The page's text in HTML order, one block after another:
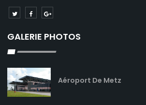
GALERIE PHOTOS
Aéroport De Metz